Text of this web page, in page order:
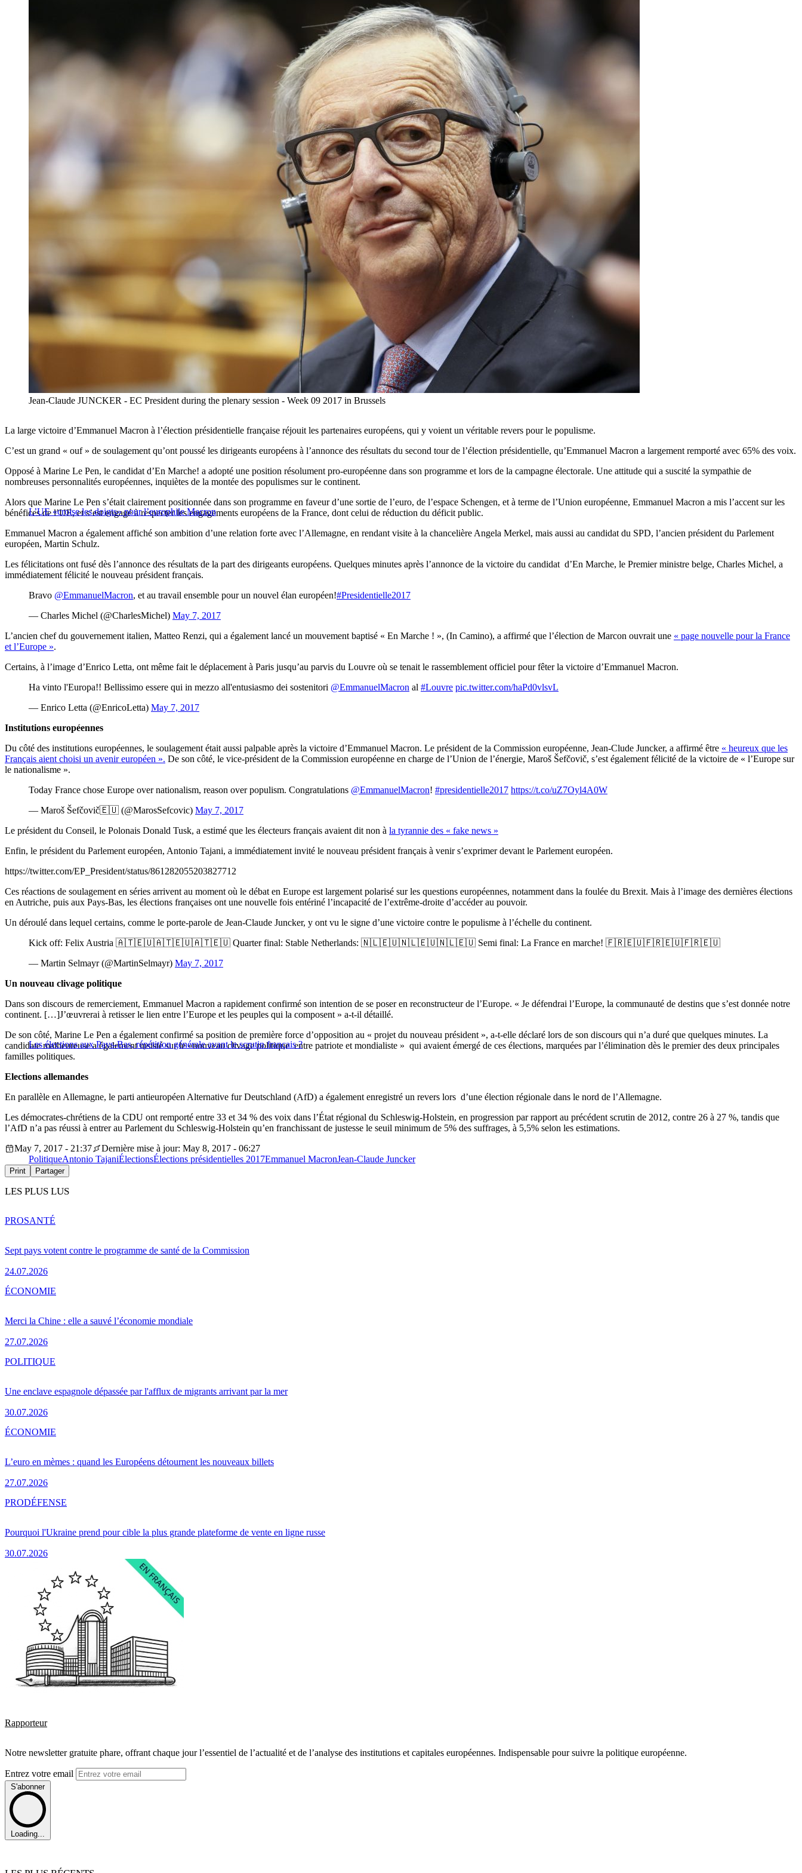
Jean-Claude JUNCKER - EC President during the plenary session - Week 09 2017 in Brussels
La large victoire d’Emmanuel Macron à l’élection présidentielle française réjouit les partenaires européens, qui y voient un véritable revers pour le populisme.
C’est un grand « ouf » de soulagement qu’ont poussé les dirigeants européens à l’annonce des résultats du second tour de l’élection présidentielle, qu’Emmanuel Macron a largement remporté avec 65% des voix.
Opposé à Marine Le Pen, le candidat d’En Marche! a adopté une position résolument pro-européenne dans son programme et lors de la campagne électorale. Une attitude qui a suscité la sympathie de
nombreuses personnalités européennes, inquiètes de la montée des populismes sur le continent.
L’UE «croise les doigts» pour l’europhile Macron
Alors que Marine Le Pen s’était clairement positionnée dans son programme en faveur d’une sortie de l’euro, de l’espace Schengen, et à terme de l’Union européenne, Emmanuel Macron a mis l’accent sur les
bénéfices de l’UE, et s’est engagé à respecter les engagements européens de la France, dont celui de réduction du déficit public.
Emmanuel Macron a également affiché son ambition d’une relation forte avec l’Allemagne, en rendant visite à la chancelière Angela Merkel, mais aussi au candidat du SPD, l’ancien président du Parlement
européen, Martin Schulz.
Les félicitations ont fusé dès l’annonce des résultats de la part des dirigeants européens. Quelques minutes après l’annonce de la victoire du candidat d’En Marche, le Premier ministre belge, Charles Michel, a
immédiatement félicité le nouveau président français.
Bravo @EmmanuelMacron, et au travail ensemble pour un nouvel élan européen!#Presidentielle2017
— Charles Michel (@CharlesMichel) May 7, 2017
L’ancien chef du gouvernement italien, Matteo Renzi, qui a également lancé un mouvement baptisé « En Marche ! », (In Camino), a affirmé que l’élection de Marcon ouvrait une « page nouvelle pour la France
et l’Europe ».
Certains, à l’image d’Enrico Letta, ont même fait le déplacement à Paris jusqu’au parvis du Louvre où se tenait le rassemblement officiel pour fêter la victoire d’Emmanuel Macron.
Ha vinto l'Europa!! Bellissimo essere qui in mezzo all'entusiasmo dei sostenitori @EmmanuelMacron al #Louvre pic.twitter.com/haPd0vlsvL
— Enrico Letta (@EnricoLetta) May 7, 2017
Institutions européennes
Du côté des institutions européennes, le soulagement était aussi palpable après la victoire d’Emmanuel Macron. Le président de la Commission européenne, Jean-Clude Juncker, a affirmé être « heureux que les
Français aient choisi un avenir européen ». De son côté, le vice-président de la Commission européenne en charge de l’Union de l’énergie, Maroš Šefčovič, s’est également félicité de la victoire de « l’Europe sur
le nationalisme ».
Today France chose Europe over nationalism, reason over populism. Congratulations @EmmanuelMacron! #presidentielle2017 https://t.co/uZ7Oyl4A0W
— Maroš Šefčovič🇪🇺 (@MarosSefcovic) May 7, 2017
Le président du Conseil, le Polonais Donald Tusk, a estimé que les électeurs français avaient dit non à la tyrannie des « fake news »
Enfin, le président du Parlement européen, Antonio Tajani, a immédiatement invité le nouveau président français à venir s’exprimer devant le Parlement européen.
https://twitter.com/EP_President/status/861282055203827712
Ces réactions de soulagement en séries arrivent au moment où le débat en Europe est largement polarisé sur les questions européennes, notamment dans la foulée du Brexit. Mais à l’image des dernières élections
en Autriche, puis aux Pays-Bas, les élections françaises ont une nouvelle fois entériné l’incapacité de l’extrême-droite d’accéder au pouvoir.
Un déroulé dans lequel certains, comme le porte-parole de Jean-Claude Juncker, y ont vu le signe d’une victoire contre le populisme à l’échelle du continent.
Kick off: Felix Austria 🇦🇹🇪🇺🇦🇹🇪🇺🇦🇹🇪🇺 Quarter final: Stable Netherlands: 🇳🇱🇪🇺🇳🇱🇪🇺🇳🇱🇪🇺 Semi final: La France en marche! 🇫🇷🇪🇺🇫🇷🇪🇺🇫🇷🇪🇺
— Martin Selmayr (@MartinSelmayr) May 7, 2017
Un nouveau clivage politique
Dans son discours de remerciement, Emmanuel Macron a rapidement confirmé son intention de se poser en reconstructeur de l’Europe. « Je défendrai l’Europe, la communauté de destins que s’est donnée notre
continent. […]J’œuvrerai à retisser le lien entre l’Europe et les peuples qui la composent » a-t-il détaillé.
Les élections aux Pays-Bas, répétition générale avant le scrutin français ?
De son côté, Marine Le Pen a également confirmé sa position de première force d’opposition au « projet du nouveau président », a-t-elle déclaré lors de son discours qui n’a duré que quelques minutes. La
candidate malheureuse a également insisté sur le «nouveau clivage politique entre patriote et mondialiste » qui avaient émergé de ces élections, marquées par l’élimination dès le premier des deux principales
familles politiques.
Elections allemandes
En parallèle en Allemagne, le parti antieuropéen Alternative fur Deutschland (AfD) a également enregistré un revers lors d’une élection régionale dans le nord de l’Allemagne.
Les démocrates-chrétiens de la CDU ont remporté entre 33 et 34 % des voix dans l’État régional du Schleswig-Holstein, en progression par rapport au précédent scrutin de 2012, contre 26 à 27 %, tandis que
l’AfD n’a pas réussi à entrer au Parlement du Schleswig-Holstein qu’en franchissant de justesse le seuil minimum de 5% des suffrages, à 5,5% selon les estimations.
May 7, 2017 - 21:37
Dernière mise à jour: May 8, 2017 - 06:27
PolitiqueAntonio TajaniÉlectionsÉlections présidentielles 2017Emmanuel MacronJean-Claude Juncker
Print Partager
LES PLUS LUS
Sept pays votent contre le programme de santé de la Commission
24.07.2026
PROSANTÉ
Merci la Chine : elle a sauvé l’économie mondiale
27.07.2026
ÉCONOMIE
Une enclave espagnole dépassée par l'afflux de migrants arrivant par la mer
30.07.2026
POLITIQUE
L’euro en mèmes : quand les Européens détournent les nouveaux billets
27.07.2026
ÉCONOMIE
Pourquoi l'Ukraine prend pour cible la plus grande plateforme de vente en ligne russe
30.07.2026
PRODÉFENSE
Rapporteur
Notre newsletter gratuite phare, offrant chaque jour l’essentiel de l’actualité et de l’analyse des institutions et capitales européennes. Indispensable pour suivre la politique européenne.
Entrez votre email
S'abonner
Loading...